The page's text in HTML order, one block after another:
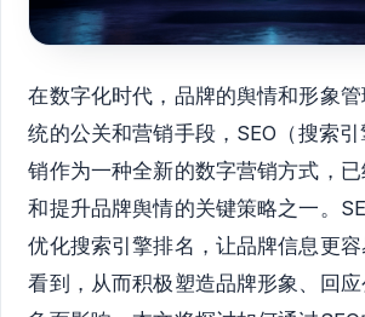
在数字化时代，品牌的舆情和形象
统的公关和营销手段，SEO（搜索
销作为一种全新的数字营销方式，
和提升品牌舆情的关键策略之一。
优化搜索引擎排名，让品牌信息更
看到，从而积极塑造品牌形象、回